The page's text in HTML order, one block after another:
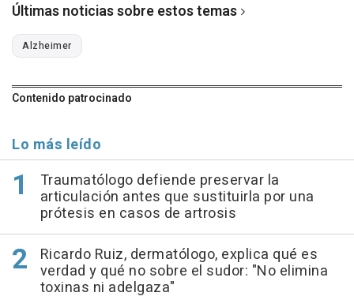
Últimas noticias sobre estos temas
Alzheimer
Contenido patrocinado
Lo más leído
Traumatólogo defiende preservar la
articulación antes que sustituirla por una
prótesis en casos de artrosis
Ricardo Ruiz, dermatólogo, explica qué es
verdad y qué no sobre el sudor: "No elimina
toxinas ni adelgaza"